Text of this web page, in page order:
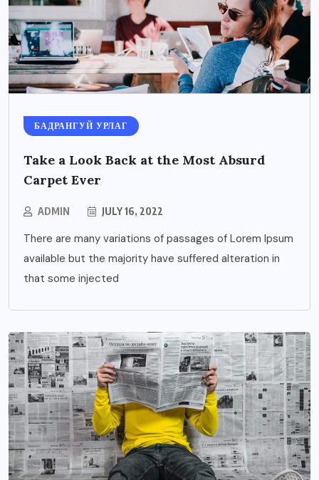
БАДРАНГУЙ УРЛАГ
Take a Look Back at the Most Absurd
Carpet Ever
ADMIN JULY 16, 2022
There are many variations of passages of Lorem Ipsum
available but the majority have suffered alteration in
that some injected